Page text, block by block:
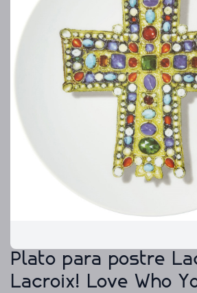
Plato para postre
Lacroix! Love Who